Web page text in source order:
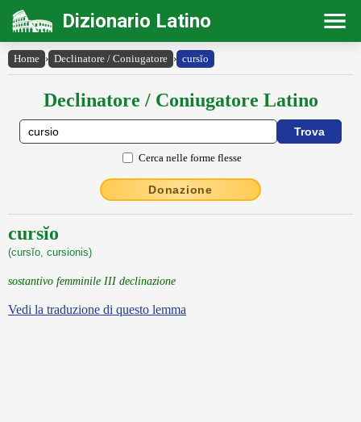
Dizionario Latino
Home › Declinatore / Coniugatore › cursĭo
Declinatore / Coniugatore Latino
Cerca nelle forme flesse
Donazione
cursĭo
(cursĭo, cursionis)
sostantivo femminile III declinazione
Vedi la traduzione di questo lemma